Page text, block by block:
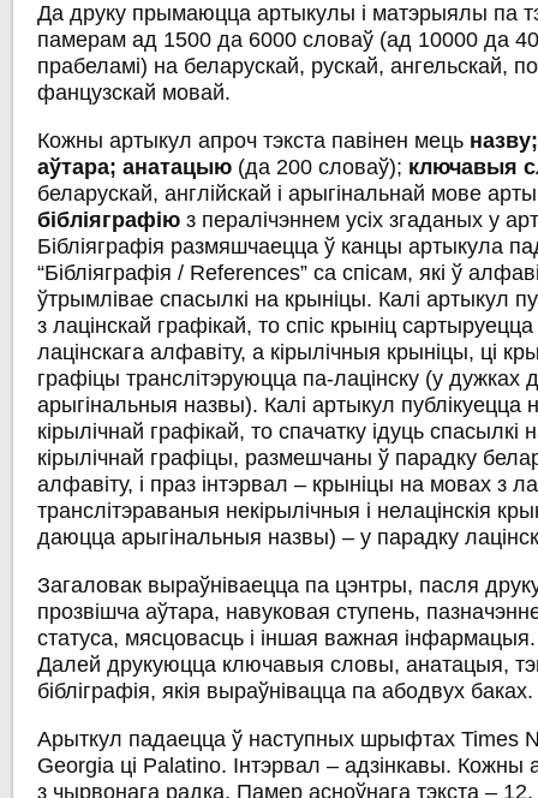
Да друку прымаюцца артыкулы і матэрыялы па
памерам ад 1500 да 6000 словаў (ад 10000 да
прабеламі) на беларускай, рускай, ангельскай,
фанцузскай мовай.
Кожны артыкул апроч тэкста павінен мець
аўтара; анатацыю (да 200 словаў); ключавыя
беларускай, англійскай і арыгінальнай мове
бібліяграфію з пералічэннем усіх згаданых у
Бібліяграфія размяшчаецца ў канцы артыкула
“Бібліяграфія / References” са спісам, які ў
ўтрымлівае спасылкі на крыніцы. Калі артыкул
з лацінскай графікай, то спіс крыніц
лацінскага алфавіту, а кірылічныя крыніцы, ці
графіцы транслітэруюцца па-лацінску (у дужках
арыгінальныя назвы). Калі артыкул публікуецца
кірылічнай графікай, то спачатку ідуць спасылкі
кірылічнай графіцы, размешчаны ў парадку
алфавіту, і праз інтэрвал – крыніцы на мовах з
транслітэраваныя некірылічныя і нелацінскія
даюцца арыгінальныя назвы) – у парадку
Загаловак выраўніваецца па цэнтры, пасля
прозвішча аўтара, навуковая ступень,
статуса, мясцовасць і іншая важная
Далей друкуюцца ключавыя словы, анатацыя,
бібліграфія, якія выраўнівацца па абодвух баках.
Арыткул падаецца ў наступных шрыфтах Times
Georgia ці Palatino. Інтэрвал – адзінкавы. Кожны
з чырвонага радка. Памер асноўнага тэкста – 12,